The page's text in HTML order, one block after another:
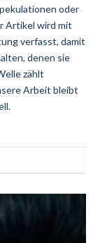
oder
Artikel wird mit
verfasst, damit
denen sie
zählt
Arbeit bleibt